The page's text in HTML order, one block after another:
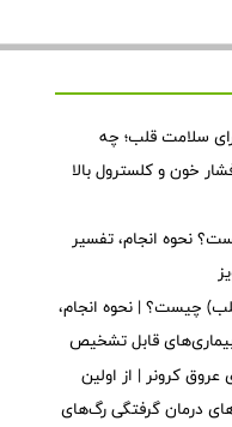
سلامت قلب؛ چه
خون و کلسترول بالا
نحوه انجام، تفسیر
چیست؟ | نحوه انجام،
بیماری‌های قابل تشخیص
عروق کرونر | از اولین
درمان گرفتگی رگ‌های